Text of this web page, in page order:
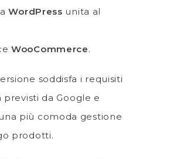
WordPress unita al
WooCommerce.
soddisfa i requisiti
previsti da Google e
più comoda gestione
prodotti.